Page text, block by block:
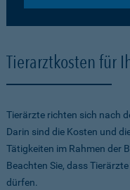
Tierarztkosten für
Tierärzte richten sich nach
Darin sind die Kosten und
Tätigkeiten im Rahmen der
Beachten Sie, dass
dürfen.